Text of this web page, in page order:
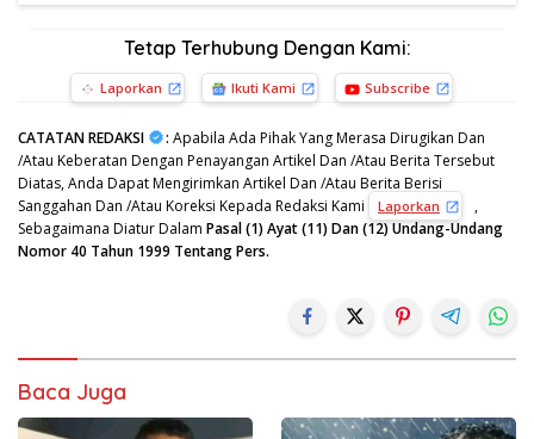
Tetap Terhubung Dengan Kami:
Laporkan Ikuti Kami Subscribe
CATATAN REDAKSI : Apabila Ada Pihak Yang Merasa Dirugikan Dan
/Atau Keberatan Dengan Penayangan Artikel Dan /Atau Berita Tersebut
Diatas, Anda Dapat Mengirimkan Artikel Dan /Atau Berita Berisi
Sanggahan Dan /Atau Koreksi Kepada Redaksi Kami
Laporkan
,
Sebagaimana Diatur Dalam Pasal (1) Ayat (11) Dan (12) Undang-Undang
Nomor 40 Tahun 1999 Tentang Pers.
Baca Juga